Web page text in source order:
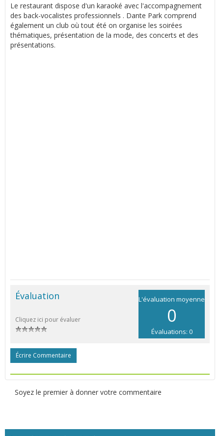
Le restaurant dispose d'un karaoké avec l'accompagnement
des back-vocalistes professionnels . Dante Park comprend
également un club où tout été on organise les soirées
thématiques, présentation de la mode, des concerts et des
présentations.
L'évaluation moyenne
0
Évaluations: 0
Évaluation
Cliquez ici pour évaluer
Écrire Commentaire
Soyez le premier à donner votre commentaire